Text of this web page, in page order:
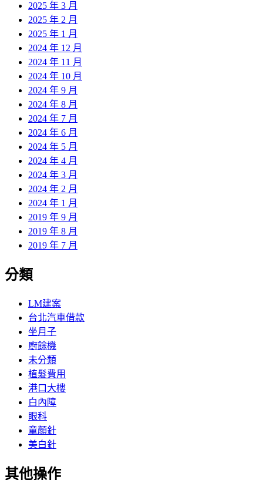
2025 年 3 月
2025 年 2 月
2025 年 1 月
2024 年 12 月
2024 年 11 月
2024 年 10 月
2024 年 9 月
2024 年 8 月
2024 年 7 月
2024 年 6 月
2024 年 5 月
2024 年 4 月
2024 年 3 月
2024 年 2 月
2024 年 1 月
2019 年 9 月
2019 年 8 月
2019 年 7 月
分類
LM建案
台北汽車借款
坐月子
廚餘機
未分類
植髮費用
港口大樓
白內障
眼科
童顏針
美白針
其他操作